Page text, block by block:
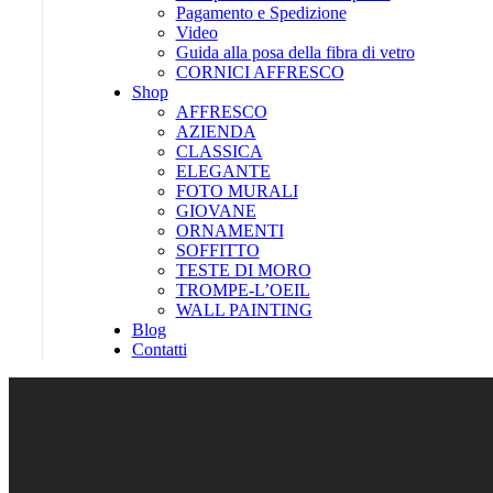
Pagamento e Spedizione
Video
Guida alla posa della fibra di vetro
CORNICI AFFRESCO
Shop
AFFRESCO
AZIENDA
CLASSICA
ELEGANTE
FOTO MURALI
GIOVANE
ORNAMENTI
SOFFITTO
TESTE DI MORO
TROMPE-L’OEIL
WALL PAINTING
Blog
Contatti